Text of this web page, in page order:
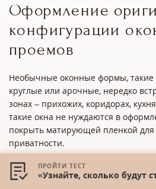
Оформление
конфигурации
проемов
Необычные оконные формы, такие
круглые или арочные, нередко
зонах – прихожих, коридорах,
такие окна не нуждаются в
покрыть матирующей пленкой для
приватности.
При подборе текстильного
окон существуют два основных
ПРОЙТИ ТЕСТ
«Узнайте, сколько будут